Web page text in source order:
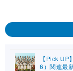
【Pick
6）関連最